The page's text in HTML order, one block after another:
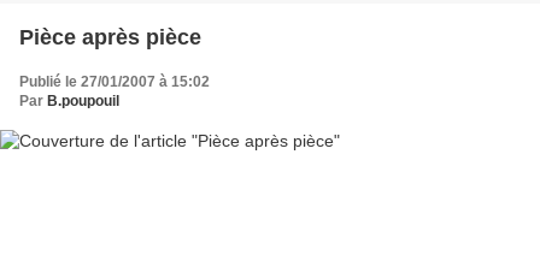
Pièce après pièce
Publié le 27/01/2007 à 15:02
Par B.poupouil